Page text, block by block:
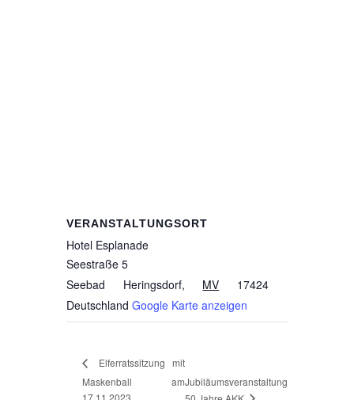
VERANSTALTUNGSORT
Hotel Esplanade
Seestraße 5
Seebad Heringsdorf, MV
17424
Deutschland Google Karte anzeigen
Elferratssitzung mit
Maskenball am
17.11.2023
Jubiläumsveranstaltung